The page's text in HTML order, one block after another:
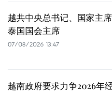
越共中央总书记、国家主
泰国国会主席
07/08/2026 13:47
越南政府要求力争2026年